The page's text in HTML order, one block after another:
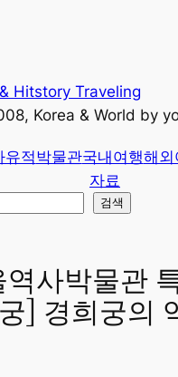
Hitstory Traveling
Korea & World by
유적박물관국내여행해외
자료
검색
역사박물관
] 경희궁의